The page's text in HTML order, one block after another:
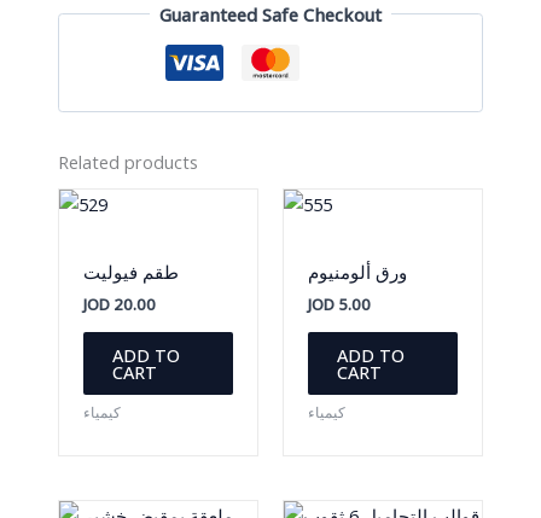
Guaranteed Safe Checkout
Related products
طقم فيوليت
JOD20.00
ADD TO
CART
كيمياء
ورق ألومنيوم
JOD 5.00
ADD TO
CART
كيمياء